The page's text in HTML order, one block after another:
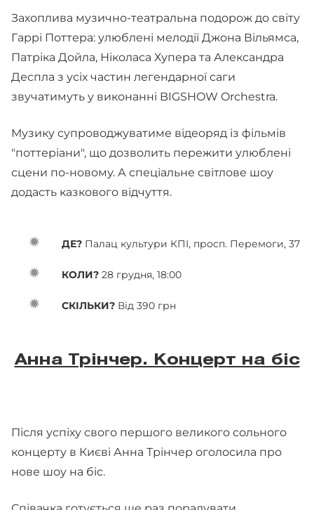
Захоплива музично-театральна подорож до світу
Гаррі Поттера: улюблені мелодії Джона Вільямса,
Патріка Дойла, Ніколаса Хупера та Александра
Деспла з усіх частин легендарної саги
звучатимуть у виконанні BIGSHOW Orchestra.
Музику супроводжуватиме відеоряд із фільмів
"поттеріани", що дозволить пережити улюблені
сцени по-новому. А спеціальне світлове шоу
додасть казкового відчуття.
ДЕ? Палац культури КПІ, просп. Перемоги, 37
КОЛИ? 28 грудня, 18:00
СКІЛЬКИ? Від 390 грн
Анна Трінчер. Концерт на біс
Після успіху свого першого великого сольного
концерту в Києві Анна Трінчер оголосила про
нове шоу на біс.